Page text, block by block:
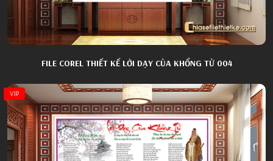
FILE COREL THIẾT KẾ LỜI DẠY CỦA KHỔNG TỬ 004
VIP